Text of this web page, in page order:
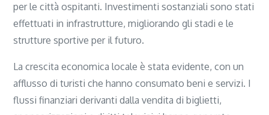
per le città ospitanti. Investimenti sostanziali sono stati
effettuati in infrastrutture, migliorando gli stadi e le
strutture sportive per il futuro.
La crescita economica locale è stata evidente, con un
afflusso di turisti che hanno consumato beni e servizi. I
flussi finanziari derivanti dalla vendita di biglietti,